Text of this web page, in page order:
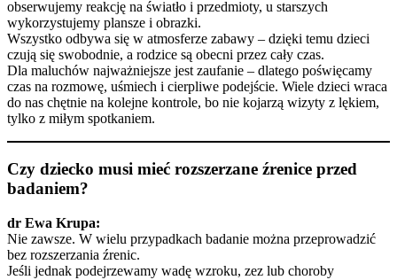
obserwujemy reakcję na światło i przedmioty, u starszych
wykorzystujemy plansze i obrazki.
Wszystko odbywa się w atmosferze zabawy – dzięki temu dzieci
czują się swobodnie, a rodzice są obecni przez cały czas.
Dla maluchów najważniejsze jest zaufanie – dlatego poświęcamy
czas na rozmowę, uśmiech i cierpliwe podejście. Wiele dzieci wraca
do nas chętnie na kolejne kontrole, bo nie kojarzą wizyty z lękiem,
tylko z miłym spotkaniem.
Czy dziecko musi mieć rozszerzane źrenice przed
badaniem?
dr Ewa Krupa:
Nie zawsze. W wielu przypadkach badanie można przeprowadzić
bez rozszerzania źrenic.
Jeśli jednak podejrzewamy wadę wzroku, zez lub choroby